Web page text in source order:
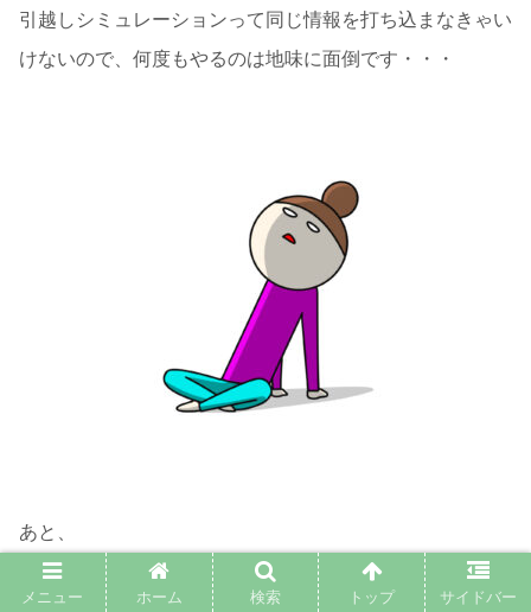
引越しシミュレーションって同じ情報を打ち込まなきゃい
けないので、何度もやるのは地味に面倒です・・・
あと、
クロネコヤマトは単身パックしかシミュレーションできま
メニュー ホーム 検索 トップ サイドバー